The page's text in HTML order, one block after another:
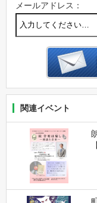
メールアドレス：
関連イベント